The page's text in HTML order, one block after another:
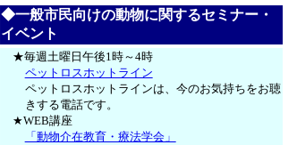
◆一般市民向けの動物に関するセミナー・
イベント
★毎週土曜日午後1時～4時
ペットロスホットライン
ペットロスホットラインは、今のお気持ちをお聴
きする電話です。
★WEB講座
「動物介在教育・療法学会」